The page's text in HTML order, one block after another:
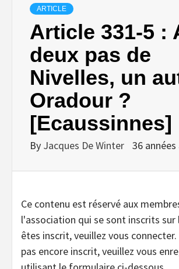
ARTICLE
Article 331-5 :
deux pas de
Nivelles, un
Oradour ?
[Ecaussinnes]
By Jacques De Winter 36 années
Ce contenu est réservé aux
l'association qui se sont inscrits sur
êtes inscrit, veuillez vous connecter.
pas encore inscrit, veuillez vous